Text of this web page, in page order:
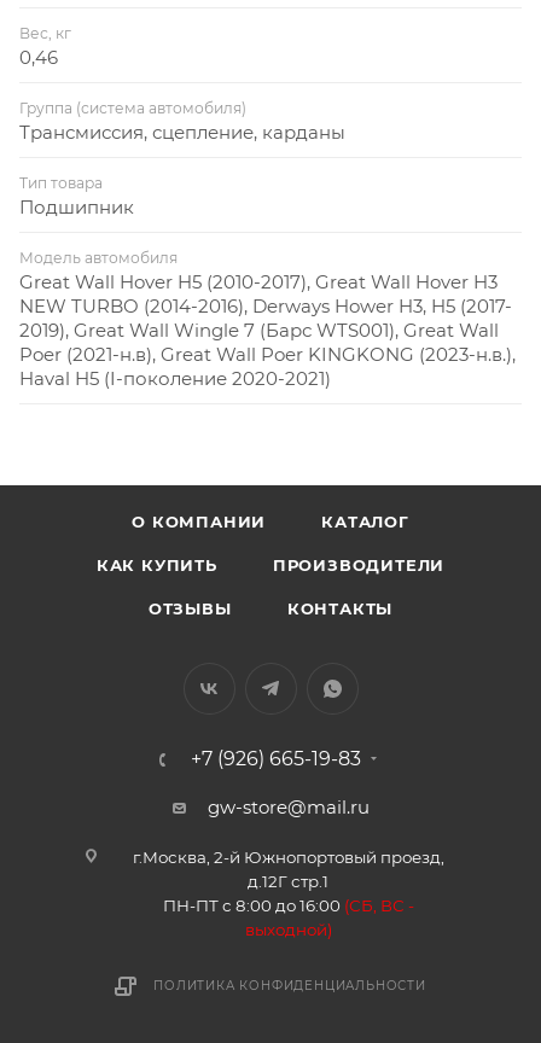
Вес, кг
0,46
Группа (система автомобиля)
Трансмиссия, сцепление, карданы
Тип товара
Подшипник
Модель автомобиля
Great Wall Hover H5 (2010-2017), Great Wall Hover H3
NEW TURBO (2014-2016), Derways Hower H3, H5 (2017-
2019), Great Wall Wingle 7 (Барс WTS001), Great Wall
Poer (2021-н.в), Great Wall Poer KINGKONG (2023-н.в.),
Haval H5 (I-поколение 2020-2021)
О КОМПАНИИ КАТАЛОГ
КАК КУПИТЬ ПРОИЗВОДИТЕЛИ
ОТЗЫВЫ КОНТАКТЫ
+7 (926) 665-19-83
gw-store@mail.ru
г.Москва, 2-й Южнопортовый проезд,
д.12Г стр.1
ПН-ПТ с 8:00 до 16:00 (СБ, ВС -
выходной)
ПОЛИТИКА КОНФИДЕНЦИАЛЬНОСТИ